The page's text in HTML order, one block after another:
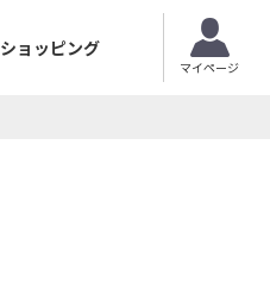
ショッピング
マイページ